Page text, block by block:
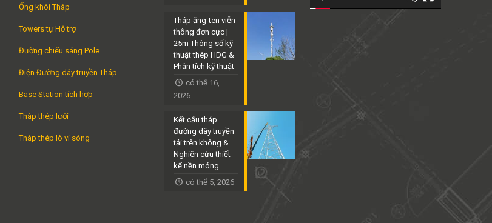
Ống khói Tháp
Towers tự Hỗ trợ
Đường chiếu sáng Pole
Điện Đường dây truyền Tháp
Base Station tích hợp
Tháp thép lưới
Tháp thép lò vi sóng
Tháp ăng-ten viễn
thông đơn cực |
25m Thông số kỹ
thuật thép HDG &
Phân tích kỹ thuật
có thể 16,
2026
Kết cấu tháp
đường dây truyền
tải trên không &
Nghiên cứu thiết
kế nền móng
có thể 5, 2026